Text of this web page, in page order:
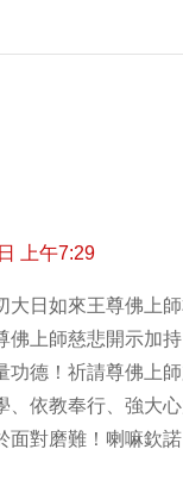
上午7:29
大日如來王尊佛上
佛上師慈悲開示加
功德！祈請尊佛上
、依教奉行、強大心
面對磨難！喇嘛欽諾